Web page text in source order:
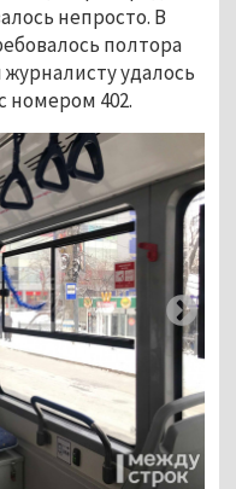
непросто. В
полтора
удалось
номером 402.